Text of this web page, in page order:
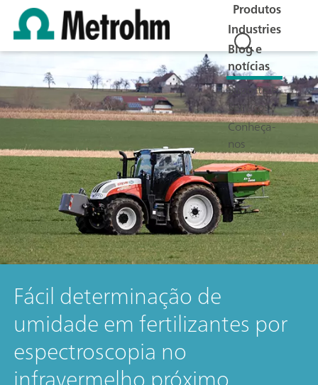
Produtos
Industries
Blog e
notícias
Suporte e
Serviços
Conheça-
nos
Fácil determinação de
umidade em fertilizantes por
espectroscopia no